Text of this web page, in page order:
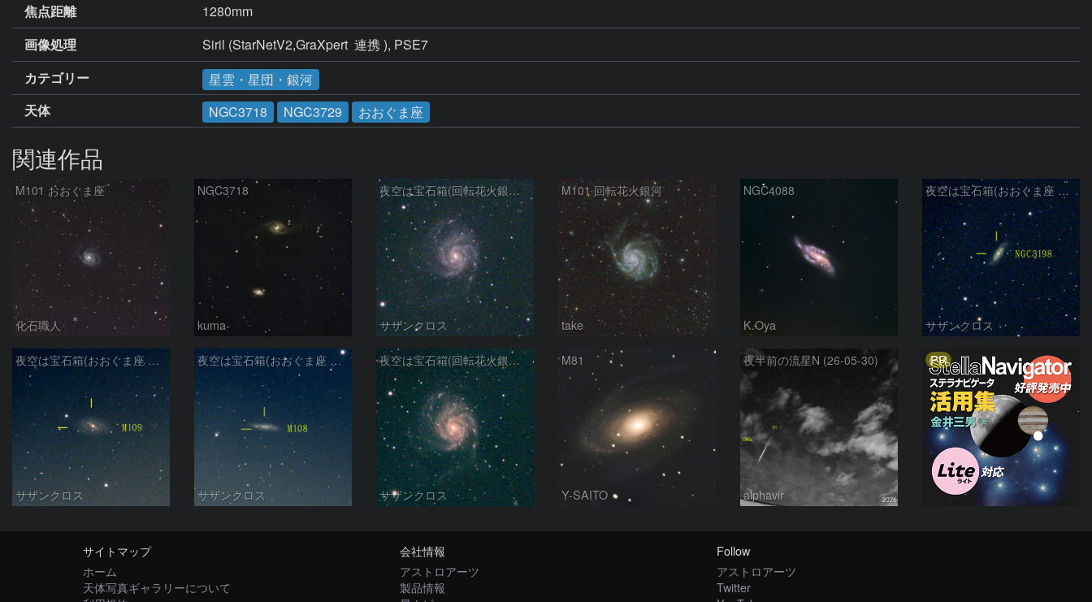
焦点距離
1280mm
画像処理
Siril (StarNetV2,GraXpert  連携 ), PSE7
カテゴリー
星雲・星団・銀河
天体
NGC3718 NGC3729 おおぐま座
関連作品
M101 おおぐま座
化石職人
NGC3718
kuma-
夜空は宝石箱(回転花火銀河 M101) Seestar50
サザンクロス
M101 回転花火銀河
take
NGC4088
K.Oya
夜空は宝石箱(おおぐま座 NGC3198) Seestar50
サザンクロス
夜空は宝石箱(おおぐま座 M109) Seestar50
サザンクロス
夜空は宝石箱(おおぐま座 M108) Seestar50
サザンクロス
夜空は宝石箱(回転花火銀河 M101) Seestar50
サザンクロス
M81
Y-SAITO
夜半前の流星N (26-05-30)
alphavir
PR
サイトマップ
ホーム
天体写真ギャラリーについて
会社情報
アストロアーツ
製品情報
Follow
アストロアーツ
Twitter